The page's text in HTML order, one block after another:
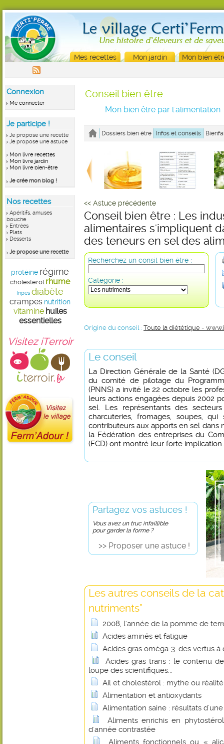
Mes recettes Mon jardin Mon bien
Connexion
Me connecter
Je participe !
Je propose une recette
Je propose une astuce
Mon livre recettes
Mon livre jardin
Mon livre bien-être
Je crée mon blog !
Nos recettes
Apéritifs, amuses
bouche
Entrées
Plats
Desserts
Je propose une recette
protéine régime
cholestérol rhume
Inpes diabète
crampes nutrition
vitamine huiles
essentielles
Visitez iTerroir
Conseil bien être
Mon bien être par l'alimentation
Dossiers bien être Infos et conseils
<< Astuce précédente
Conseil bien être : Les
alimentaires s'impliquent
des teneurs en sel des
Recherchez un consil bien être :
Catégorie :
Origine du conseil : Toute la diététique -
Le conseil
La Direction Générale de la Santé
du comité de pilotage du
(PNNS) a invité le 22 octobre les
leurs actions engagées depuis 2002
sel. Les représentants des
charcuteries, fromages, soupes,
contributeurs aux apports en sel dans
la Fédération des entreprises du
(FCD) ont montré leur forte
Partagez vos astuces !
Vous avez un truc infaillible
pour garder la forme ?
>> Proposer une astuce !
Les autres conseils de la
nutriments"
2008, l'année de la pomme de
Acides aminés et fatigue
Acides gras oméga-3: des vertus à
Acides gras trans : le contenu
loupe des scientifiques...
Ail et cholestérol : mythe ou réalité
Alimentation et antioxydants
Alimentation saine : résultats
Aliments enrichis en
d'année contrastée
Aliments fonctionnels ou «